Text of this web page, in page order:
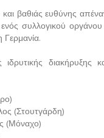
βαθιάς ευθύνης
συλλογικού
Γερμανία.
διακήρυξης
(Στουτγάρδη)
(Μόναχο)